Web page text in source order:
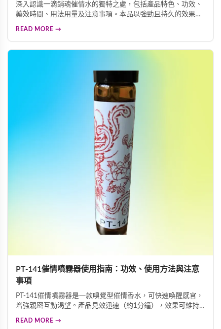
深入認識一滴銷魂催情水的獨特之處，包括產品特色、功效、
藥效時間、用法用量及注意事項。本品以強勁且持久的效果著
務必遵循說明，確保身心健康。
READ MORE →
PT-141催情噴霧器使用指南：功效、使用方法與注意
事項
PT-141催情噴霧器是一款嗅覺型催情香水，可快速喚醒感官，
增強親密互動渴望。產品見效迅速（約1分鐘），效果可維持6
READ MORE →